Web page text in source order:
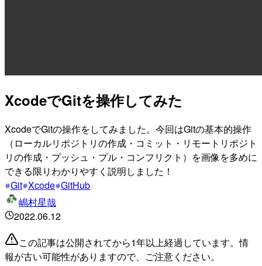
XcodeでGitを操作してみた
XcodeでGitの操作をしてみました。今回はGitの基本的操作
（ローカルリポジトリの作成・コミット・リモートリポジト
リの作成・プッシュ・プル・コンフリクト）を画像を多めに
できる限りわかりやすく説明しました！
Git Xcode GitHub
嶋村星哉
2022.06.12
この記事は公開されてから1年以上経過しています。情
報が古い可能性がありますので、ご注意ください。